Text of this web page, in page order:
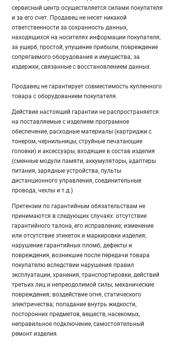
сервисный центр осуществляется силами покупателя
и за его счет. Продавец не несет никакой
ответственности за сохранность данных,
находящихся на носителях информации покупателя;
за ущерб, простой, упущение прибыли, повреждение
сопрягаемого оборудования и имущества; за
издержки, связанные с восстановлением данных.
Продавец не гарантирует совместимость купленного
товара с оборудованием покупателя.
Действие настоящей гарантии не распространяется
на поставляемые с изделием програмное
обеспечение, расходные материалы (картриджи с
тонером, чернильницы, струйные печатающие
головки) и аксессуары, входящие в состав изделия
(сменные модули памяти, аккумуляторы, адаптеры
питания, зарядные устройства, пульты
дистанционного управления, соединительные
провода, чехлы и т.д.)
Претензии по гарантийным обязательствам не
принимаются в следующих случаях: отсутствие
гарантийного талона, его исправление; изменение
или отсутствие этикеток и маркировки изделия;
нарушение гарантийных пломб; дефекты и
повреждения, возникшие после передачи товара
покупателю вследствии нарушения правил
эксплуатации, хранения, транспортировки, действий
третьих лиц и непреодолимой силы; механические
повреждения; воздействие огня, статического
электричества; попадание внутрь жидкости,
посторонних предметов, веществ, насекомых,
неправильное подключение, самостоятельный
ремонт изделия.